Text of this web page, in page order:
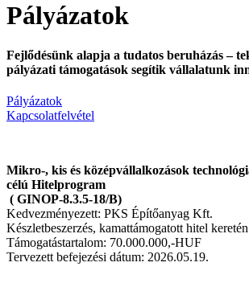
Pályázatok
Fejlődésünk alapja a tudatos beruházás –
pályázati támogatások segítik vállalatunk
Pályázatok
Kapcsolatfelvétel
Mikro-, kis és középvállalkozások
célú Hitelprogram
( GINOP-8.3.5-18/B)
Kedvezményezett: PKS Építőanyag Kft.
Készletbeszerzés, kamattámogatott hitel
Támogatástartalom: 70.000.000,-HUF
Tervezett befejezési dátum: 2026.05.19.